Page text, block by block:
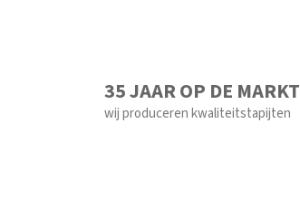
35 JAAR OP DE MARKT
wij produceren kwaliteitstapijten